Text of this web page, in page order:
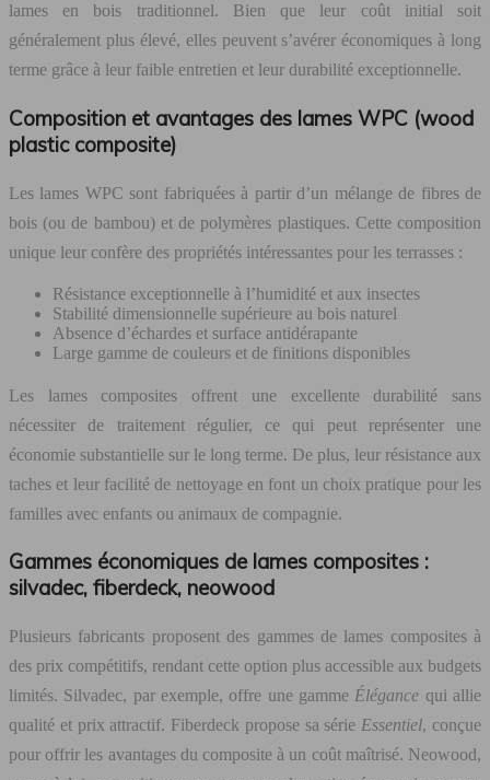
lames en bois traditionnel. Bien que leur coût initial soit
généralement plus élevé, elles peuvent s’avérer économiques à long
terme grâce à leur faible entretien et leur durabilité exceptionnelle.
Composition et avantages des lames WPC (wood
plastic composite)
Les lames WPC sont fabriquées à partir d’un mélange de fibres de
bois (ou de bambou) et de polymères plastiques. Cette composition
unique leur confère des propriétés intéressantes pour les terrasses :
Résistance exceptionnelle à l’humidité et aux insectes
Stabilité dimensionnelle supérieure au bois naturel
Absence d’échardes et surface antidérapante
Large gamme de couleurs et de finitions disponibles
Les lames composites offrent une excellente durabilité sans
nécessiter de traitement régulier, ce qui peut représenter une
économie substantielle sur le long terme. De plus, leur résistance aux
taches et leur facilité de nettoyage en font un choix pratique pour les
familles avec enfants ou animaux de compagnie.
Gammes économiques de lames composites :
silvadec, fiberdeck, neowood
Plusieurs fabricants proposent des gammes de lames composites à
des prix compétitifs, rendant cette option plus accessible aux budgets
limités. Silvadec, par exemple, offre une gamme Élégance qui allie
qualité et prix attractif. Fiberdeck propose sa série Essentiel, conçue
pour offrir les avantages du composite à un coût maîtrisé. Neowood,